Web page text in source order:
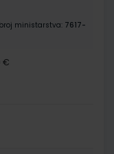
ministarstva: 7617-
€